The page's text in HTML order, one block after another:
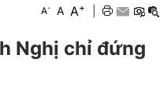
A- A A+
Nghị chỉ đứng